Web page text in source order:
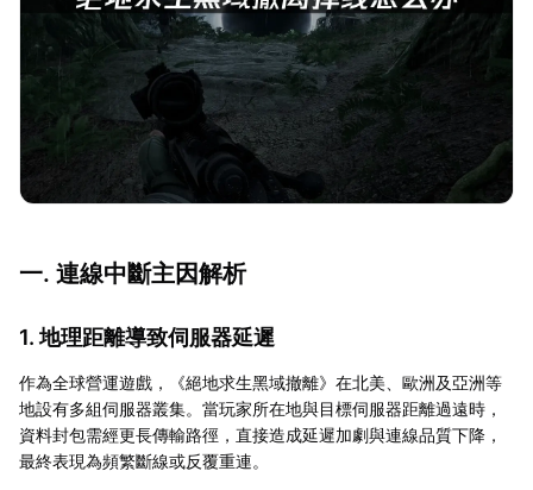
一. 連線中斷主因解析
1. 地理距離導致伺服器延遲
作為全球營運遊戲，《絕地求生黑域撤離》在北美、歐洲及亞洲等
地設有多組伺服器叢集。當玩家所在地與目標伺服器距離過遠時，
資料封包需經更長傳輸路徑，直接造成延遲加劇與連線品質下降，
最終表現為頻繁斷線或反覆重連。